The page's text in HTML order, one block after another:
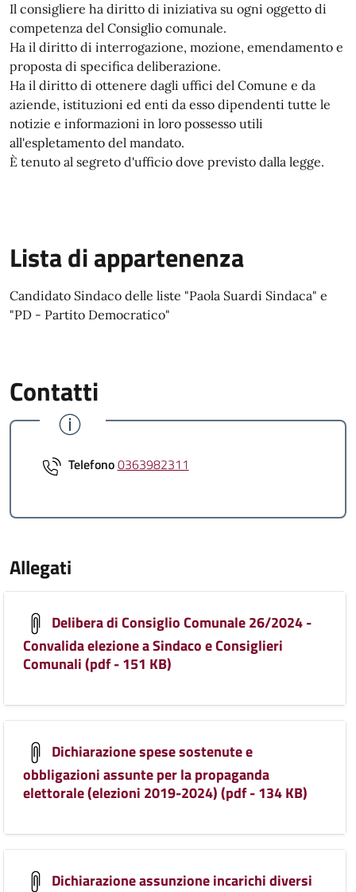
Il consigliere ha diritto di iniziativa su ogni oggetto di
competenza del Consiglio comunale.
Ha il diritto di interrogazione, mozione, emendamento e
proposta di specifica deliberazione.
Ha il diritto di ottenere dagli uffici del Comune e da
aziende, istituzioni ed enti da esso dipendenti tutte le
notizie e informazioni in loro possesso utili
all'espletamento del mandato.
È tenuto al segreto d'ufficio dove previsto dalla legge.
Lista di appartenenza
Candidato Sindaco delle liste "Paola Suardi Sindaca" e
"PD - Partito Democratico"
Contatti
Telefono0363982311
Allegati
Delibera di Consiglio Comunale 26/2024 -
Convalida elezione a Sindaco e Consiglieri
Comunali (pdf - 151 KB)
Dichiarazione spese sostenute e
obbligazioni assunte per la propaganda
elettorale (elezioni 2019-2024) (pdf - 134 KB)
Dichiarazione assunzione incarichi diversi